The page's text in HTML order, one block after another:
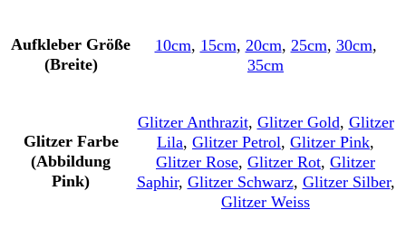
Aufkleber Größe
(Breite)
10cm, 15cm, 20cm, 25cm, 30cm,
35cm
Glitzer Farbe
(Abbildung
Pink)
Glitzer Anthrazit, Glitzer Gold, Glitzer
Lila, Glitzer Petrol, Glitzer Pink,
Glitzer Rose, Glitzer Rot, Glitzer
Saphir, Glitzer Schwarz, Glitzer Silber,
Glitzer Weiss